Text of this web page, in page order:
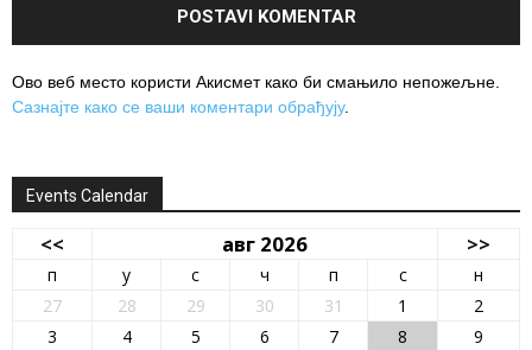
Ово веб место користи Акисмет како би смањило непожељне.
Сазнајте како се ваши коментари обрађују.
Events Calendar
<< авг 2026 >>
п у с ч п с
н
27
28 29 30 31 1
2
3
4 5 6 7 8
9